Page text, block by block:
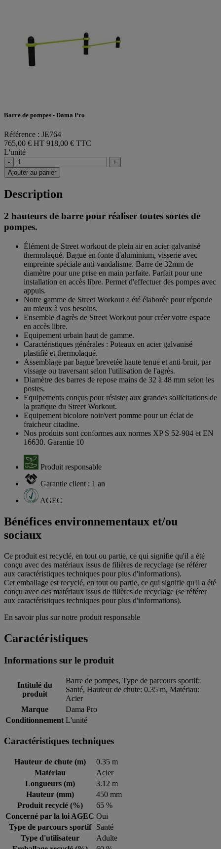
Barre de pompes - Dama Pro
Référence : JE764
765,00 € HT 918,00 € TTC
L'unité
-
+
Ajouter au panier
Description
2 hauteurs de barre pour réaliser toutes sortes de
pompes.
Élément de Street workout de plein air en acier galvanisé
thermolaqué. Bague en fonte d'aluminium, visserie avec
empreinte spéciale anti-vandalisme. Barre de 32mm de
diamètre pour une prise en main parfaite. Parfait pour une
installation en accès libre. Permet d'effectuer des pompes avec
appuis.
Notre gamme de Street Workout a été élaborée pour réponde
au mieux à vos besoins.
Ensemble d'agrès de Street Workout pour créer votre espace
en accès libre.
Equipement urbain haut de gamme.
Caractéristiques générales : Poteaux en acier galvanisé
plastifié et thermolaqué.
Assemblage par bague brevetée haute tenue et anti-bruit, par
vissage ou traversant selon l'utilisation de l'agrès.
Diamètre des barres de repose mains de 32 à 48 mm selon les
postes.
Equipements conçus pour résister aux grandes sollicitations de
la pratique du Street Workout.
Equipement bicolore noir/vert pomme pour un éclat de
fraicheur citadine.
Nos produits sont conformes aux normes XP S 52-904 et EN
16630. Garantie 10
Produit responsable
Garantie client : 1 an
AGEC
Bénéfices environnementaux et/ou
sociaux
Ce produit est recyclé, en tout ou partie, ce qui signifie qu'il a été
conçu avec des matériaux issus de filières de recyclage (se référer
aux caractéristiques techniques pour plus d'informations).
Cet emballage est recyclé, en tout ou partie, ce qui signifie qu'il a été
conçu avec des matériaux issus de filières de recyclage (se référer
aux caractéristiques techniques pour plus d'informations).
En savoir plus sur notre produit responsable
Caractéristiques
Informations sur le produit
Intitulé du
produit
Barre de pompes, Type de parcours sportif:
Santé, Hauteur de chute: 0.35 m, Matériau:
Acier
Marque
Dama Pro
Conditionnement L'unité
Caractéristiques techniques
Hauteur de chute (m)
0.35 m
Matériau
Acier
Longueurs (m)
3.12 m
Hauteur (mm)
450 mm
Produit recyclé (%)
65 %
Concerné par la loi AGEC Oui
Type de parcours sportif
Santé
Type d'utilisateur
Adulte